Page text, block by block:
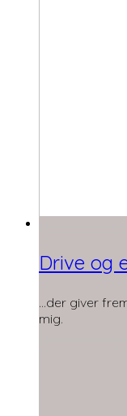
Drive og
…der giver
mig.